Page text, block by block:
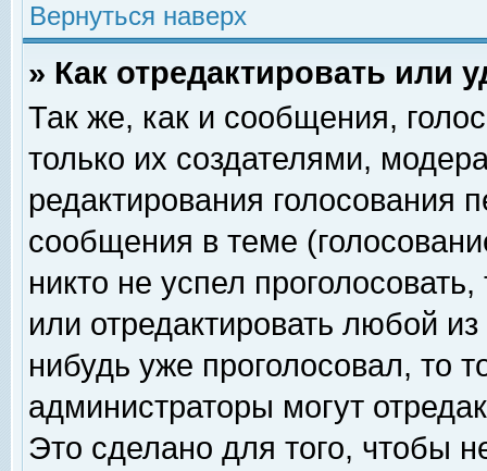
Вернуться наверх
» Как отредактировать или
Так же, как и сообщения,
только их создателями,
редактирования голосования
сообщения в теме
никто не успел
или отредактировать любой
нибудь уже проголосовал, то
администраторы могут
Это сделано для того, чтобы